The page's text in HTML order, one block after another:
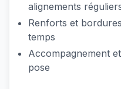
alignements
Renforts et
temps
Accompagnement
pose